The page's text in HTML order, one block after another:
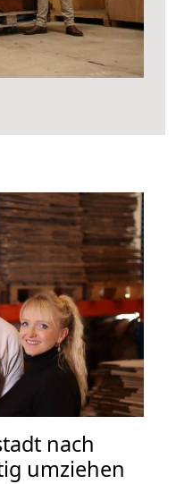
nach
umziehen